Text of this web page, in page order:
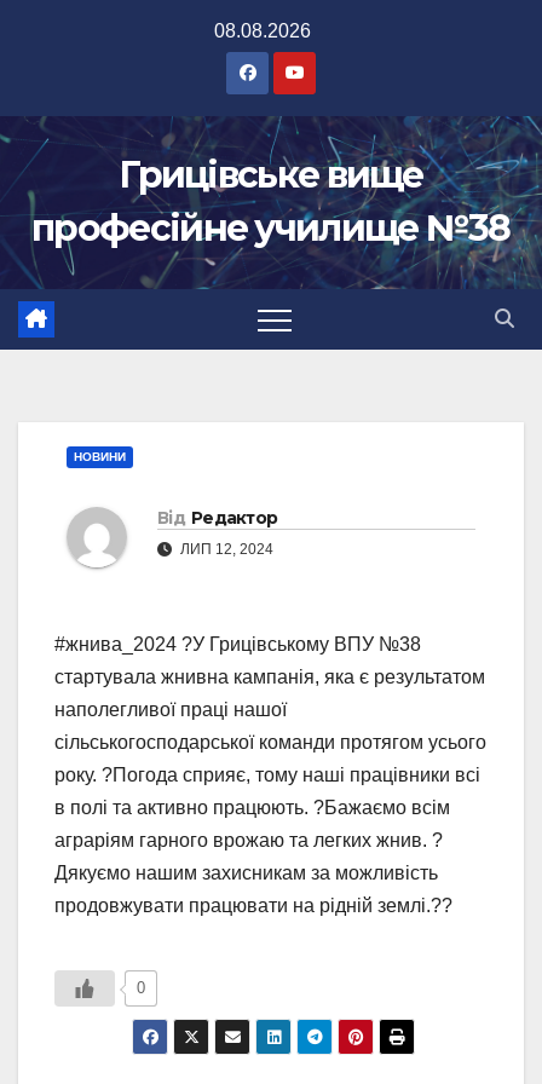
08.08.2026
Грицівське вище
професійне училище №38
НОВИНИ
Від Редактор
ЛИП 12, 2024
#жнива_2024 ?У Грицівському ВПУ №38
стартувала жнивна кампанія, яка є результатом
наполегливої праці нашої
сільськогосподарської команди протягом усього
року. ?Погода сприяє, тому наші працівники всі
в полі та активно працюють. ?Бажаємо всім
аграріям гарного врожаю та легких жнив. ?
Дякуємо нашим захисникам за можливість
продовжувати працювати на рідній землі.??
0